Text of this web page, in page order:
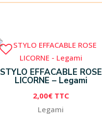
STYLO EFFACABLE ROSE
LICORNE – Legami
2,00€ TTC
Legami